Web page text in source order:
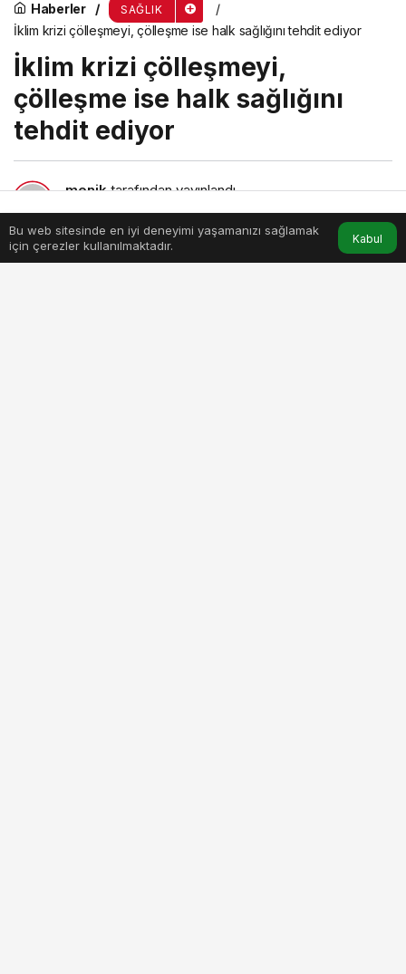
Haberler SAĞLIK
İklim krizi çölleşmeyi, çölleşme ise halk sağlığını tehdit ediyor
İklim krizi çölleşmeyi,
çölleşme ise halk sağlığını
tehdit ediyor
meniktarafından yayınlandı
16 Haziran 2026, 14:13yayınlandı
3dk, 20sn
Bu web sitesinde en iyi deneyimi yaşamanızı sağlamak
için çerezler kullanılmaktadır.
Kabul
Anasayfa Akış Hesabım